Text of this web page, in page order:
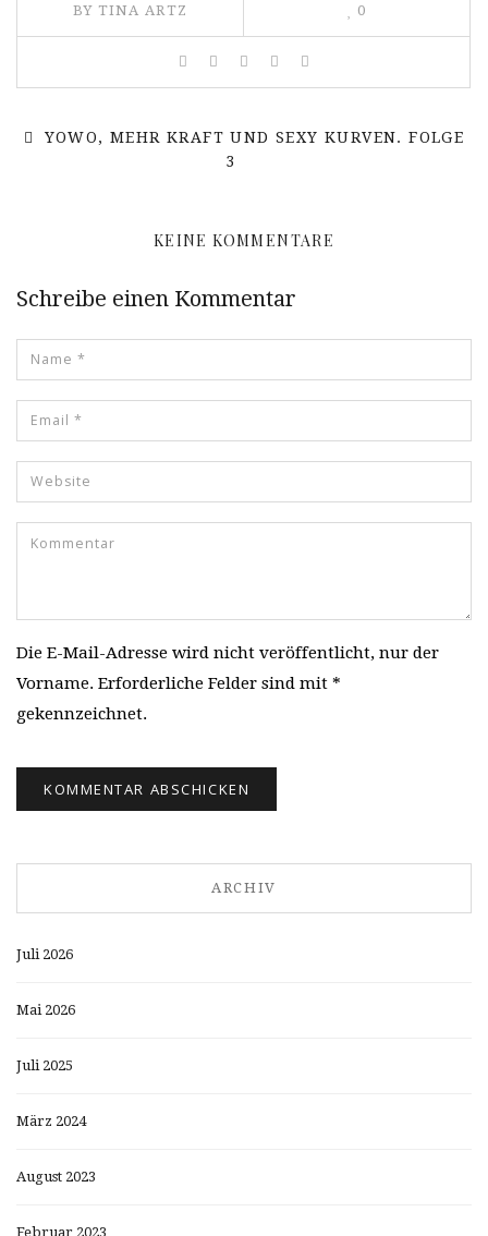
BY TINA ARTZ 0
YOWO, MEHR KRAFT UND SEXY KURVEN. FOLGE
3
KEINE KOMMENTARE
Schreibe einen Kommentar
Die E-Mail-Adresse wird nicht veröffentlicht, nur der
Vorname. Erforderliche Felder sind mit *
gekennzeichnet.
ARCHIV
Juli 2026
Mai 2026
Juli 2025
März 2024
August 2023
Februar 2023